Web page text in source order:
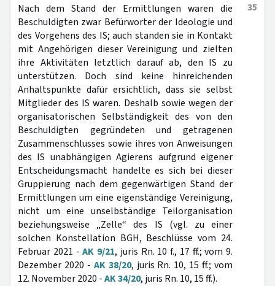
35
Nach dem Stand der Ermittlungen waren die
Beschuldigten zwar Befürworter der Ideologie und
des Vorgehens des IS; auch standen sie in Kontakt
mit Angehörigen dieser Vereinigung und zielten
ihre Aktivitäten letztlich darauf ab, den IS zu
unterstützen. Doch sind keine hinreichenden
Anhaltspunkte dafür ersichtlich, dass sie selbst
Mitglieder des IS waren. Deshalb sowie wegen der
organisatorischen Selbständigkeit des von den
Beschuldigten gegründeten und getragenen
Zusammenschlusses sowie ihres von Anweisungen
des IS unabhängigen Agierens aufgrund eigener
Entscheidungsmacht handelte es sich bei dieser
Gruppierung nach dem gegenwärtigen Stand der
Ermittlungen um eine eigenständige Vereinigung,
nicht um eine unselbständige Teilorganisation
beziehungsweise „Zelle“ des IS (vgl. zu einer
solchen Konstellation BGH, Beschlüsse vom 24.
Februar 2021 -AK 9/21, juris Rn. 10 f., 17 ff.; vom 9.
Dezember 2020 - AK 38/20, juris Rn. 10, 15 ff.; vom
12. November 2020 -AK 34/20, juris Rn. 10, 15 ff.).